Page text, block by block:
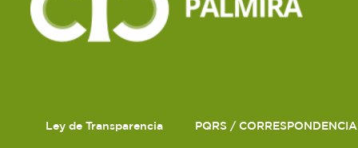
Ley de Transparencia PQRS / CORRESPONDENCIA